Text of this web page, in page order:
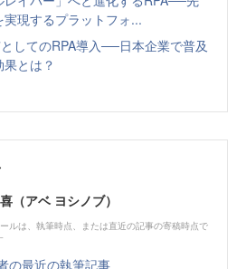
現するプラットフォ...
してのRPA導入──日本企業で普及
とは？
（アベ ヨシノブ）
ルは、執筆時点、または直近の記事の寄稿時点で
の最近の執筆記事